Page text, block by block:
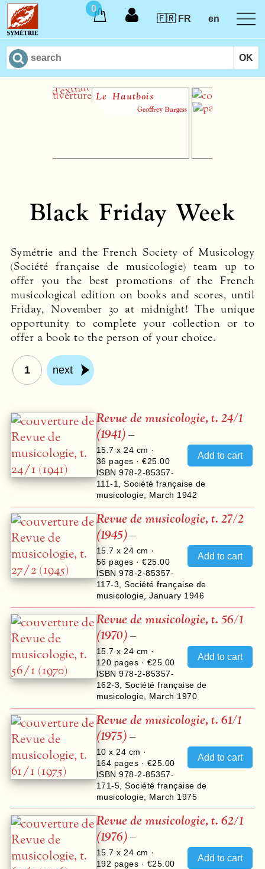
0
🇫🇷 FR
en
Le Hautbois
Geoffrey Burgess
Black Friday Week
Symétrie and the French Society of Musicology
(Société française de musicologie) team up to
offer you the best promotions of the French
musicological edition on books and scores, until
Friday, November 30 at midnight! The unique
opportunity to complete your collection or to
offer a book to the person of your choice.
1 next
Revue de musicologie, t. 24/1
(1941)–
15.7 x 24 cm ·
36 pages ·€25.00
ISBN 978-2-85357-
111-1
,Société française de
musicologie
March 1942
Revue de musicologie, t. 27/2
(1945)–
15.7 x 24 cm ·
56 pages ·€25.00
ISBN 978-2-85357-
117-3 ,Société française de
musicologie ,January 1946
Revue de musicologie, t. 56/1
(1970)–
15.7 x 24 cm ·
120 pages · €25.00
ISBN 978-2-85357-
162-3 ,Société française de
musicologie
March 1970
Revue de musicologie, t. 61/1
(1975)–
10 x 24 cm ·
164 pages · €25.00
ISBN 978-2-85357-
171-5 ,Société française de
musicologie
March 1975
Revue de musicologie, t. 62/1
(1976)–
15.7 x 24 cm ·
192 pages · €25.00